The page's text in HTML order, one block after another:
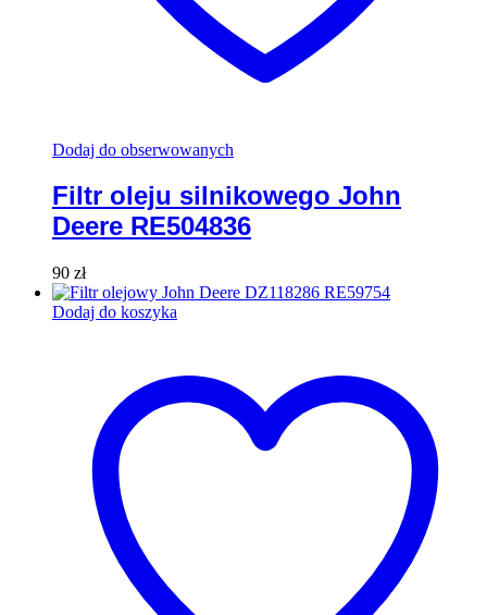
Dodaj do obserwowanych
Filtr oleju silnikowego John
Deere RE504836
90 zł
Dodaj do koszyka